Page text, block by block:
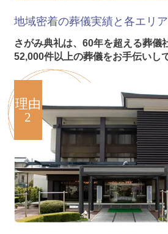
地域密着の葬儀実績と各エリア
さがみ典礼は、60年を超える葬儀
52,000件以上の葬儀をお手伝いし
理由
2